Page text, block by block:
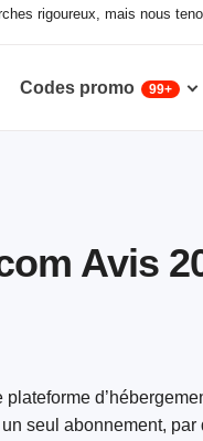
rigoureux, mais nous
Codes promo 99+
Avis
seul abonnement,